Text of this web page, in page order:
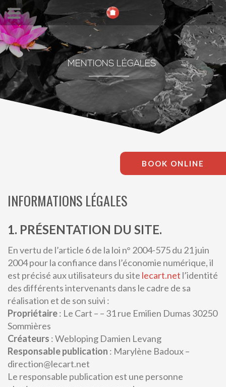
MENTIONS LÉGALES
INFORMATIONS LÉGALES
1. PRÉSENTATION DU SITE.
En vertu de l’article 6 de la loi n° 2004-575 du 21 juin
2004 pour la confiance dans l’économie numérique, il
est précisé aux utilisateurs du site lecart.net l’identité
des différents intervenants dans le cadre de sa
réalisation et de son suivi :
Propriétaire: Le Cart – – 31 rue Emilien Dumas 30250
Sommières
Créateurs : Webloping Damien Levang
Responsable publication : Marylène Badoux –
direction@lecart.net
Le responsable publication est une personne
BOOK ONLINE